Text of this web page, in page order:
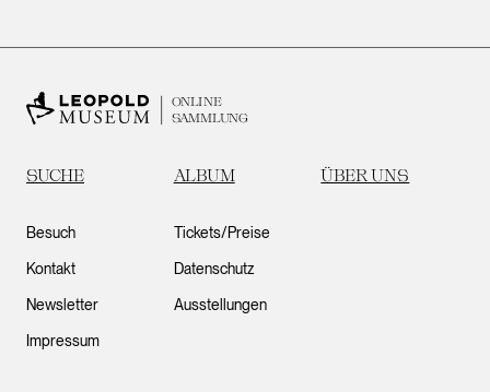
ONLINE
SAMMLUNG
SUCHE ALBUM ÜBER UNS
Besuch
Kontakt
Newsletter
Impressum
Tickets/Preise
Datenschutz
Ausstellungen